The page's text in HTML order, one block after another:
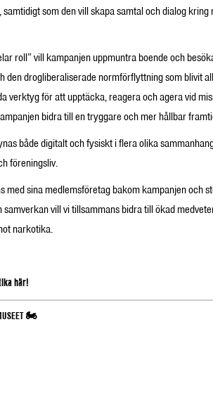
samtidigt som den vill skapa samtal och dialog
roll” vill kampanjen uppmuntra boende och
den drogliberaliserade normförflyttning som blivit
verktyg för att upptäcka, reagera och agera vid
bidra till en tryggare och mer hållbar
både digitalt och fysiskt i flera olika
föreningsliv.
med sina medlemsföretag bakom kampanjen och
vill vi tillsammans bidra till ökad
narkotika.
här!
🏍️